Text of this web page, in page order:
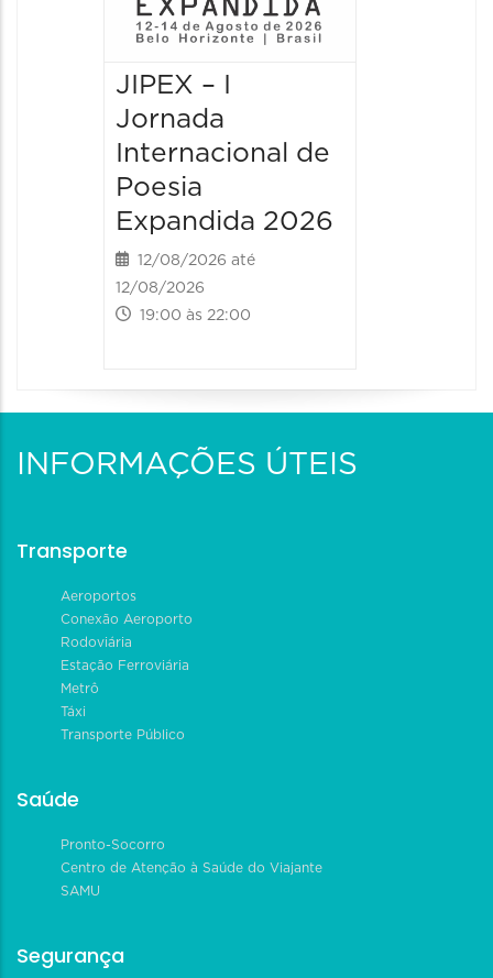
JIPEX – I
Jornada
Internacional de
Poesia
Expandida 2026
12/08/2026 até
12/08/2026
19:00 às 22:00
INFORMAÇÕES ÚTEIS
Transporte
Aeroportos
Conexão Aeroporto
Rodoviária
Estação Ferroviária
Metrô
Táxi
Transporte Público
Saúde
Pronto-Socorro
Centro de Atenção à Saúde do Viajante
SAMU
Segurança